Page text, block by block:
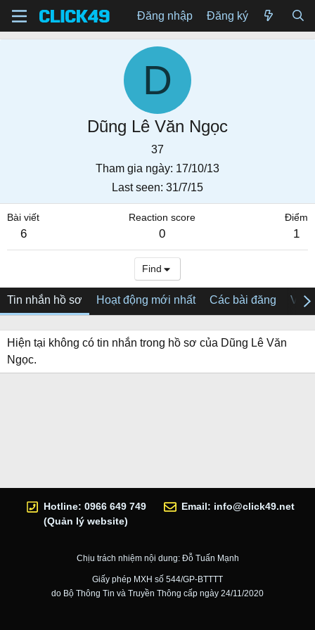
Đăng nhập Đăng ký
D
Dũng Lê Văn Ngọc
37
Tham gia ngày 17/10/13
Last seen 31/7/15
Bài viết
6
Reaction score
0
Điểm
1
Find
Tin nhắn hồ sơ Hoạt động mới nhất Các bài đăng Về
Hiện tại không có tin nhắn trong hồ sơ của Dũng Lê Văn
Ngọc.
Hotline: 0966 649 749
(Quản lý website)
Email: info@click49.net
Chịu trách nhiệm nội dung: Đỗ Tuấn Mạnh
Giấy phép MXH số 544/GP-BTTTT
do Bộ Thông Tin và Truyền Thông cấp ngày 24/11/2020